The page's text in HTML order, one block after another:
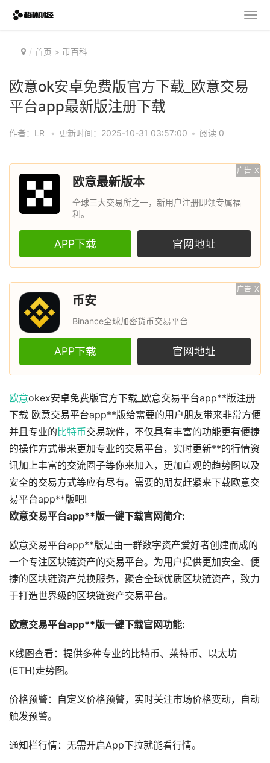
首页 > 币百科
欧意ok安卓免费版官方下载_欧意交易
平台app最新版注册下载
作者：LR • 更新时间：2025-10-31 03:57:00 • 阅读 0
广告 X
欧意最新版本
全球三大交易所之一，新用户注册即领专属福
利。
APP下载 官网地址
广告 X
币安
Binance全球加密货币交易平台
APP下载 官网地址
欧意okex安卓免费版官方下载_欧意交易平台app**版注册
下载 欧意交易平台app**版给需要的用户朋友带来非常方便
并且专业的 比特币交易软件，不仅具有丰富的功能更有便捷
的操作方式带来更加专业的交易平台，实时更新**的行情资
讯加上丰富的交流圈子等你来加入，更加直观的趋势图以及
安全的交易方式等应有尽有。需要的朋友赶紧来下载欧意交
易平台app**版吧!
欧意交易平台app**版一键下载官网简介:
欧意交易平台app**版是由一群数字资产爱好者创建而成的
一个专注区块链资产的交易平台。为用户提供更加安全、便
捷的区块链资产兑换服务，聚合全球优质区块链资产，致力
于打造世界级的区块链资产交易平台。
欧意交易平台app**版一键下载官网功能:
K线图查看：提供多种专业的比特币、莱特币、以太坊
(ETH)走势图。
价格预警：自定义价格预警，实时关注市场价格变动，自动
触发预警。
通知栏行情：无需开启App下拉就能看行情。